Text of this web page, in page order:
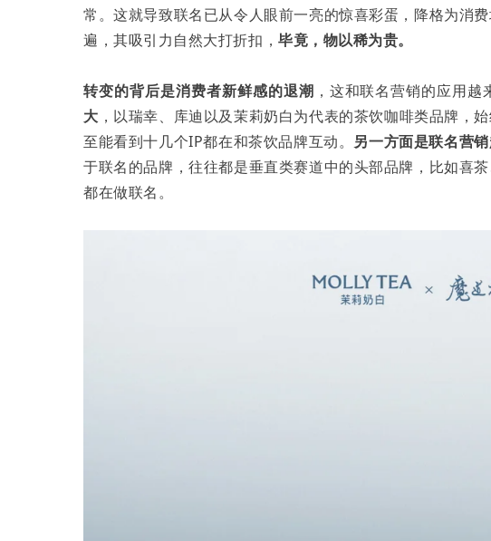
常。这就导致联名已从令人眼前一亮的惊喜彩蛋，降格为消
遍，其吸引力自然大打折扣，毕竟，物以稀为贵。
转变的背后是消费者新鲜感的退潮 ，这和联名营销的应用
大 ，以瑞幸、库迪以及茉莉奶白为代表的茶饮咖啡类品牌，
至能看到十几个IP都在和茶饮品牌互动。 另一方面是联名营
于联名的品牌，往往都是垂直类赛道中的头部品牌，比如喜
都在做联名。